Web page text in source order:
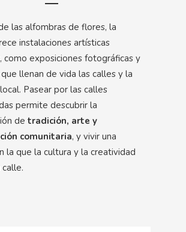
las alfombras de flores, la
instalaciones artísticas
como exposiciones fotográficas y
llenan de vida las calles y la
Pasear por las calles
permite descubrir la
de tradición, arte y
comunitaria, y vivir una
la que la cultura y la creatividad